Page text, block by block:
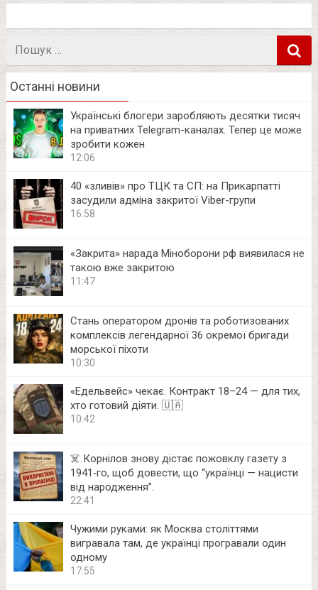
Пошук
Останні новини
Українські блогери заробляють десятки тисяч
на приватних Telegram-каналах. Тепер це може
зробити кожен
12:06
40 «зливів» про ТЦК та СП: на Прикарпатті
засудили адміна закритої Viber-групи
16:58
«Закрита» нарада Міноборони рф виявилася не
такою вже закритою
11:47
Стань оператором дронів та роботизованих
комплексів легендарної 36 окремої бригади
морської піхоти
10:30
«Едельвейс» чекає. Контракт 18–24 — для тих,
хто готовий діяти. 🇺🇦
10:42
☠️ Корнілов знову дістає пожовклу газету з
1941‑го, щоб довести, що “українці — нацисти
від народження”.
22:41
Чужими руками: як Москва століттями
вигравала там, де українці програвали один
одному
17:55